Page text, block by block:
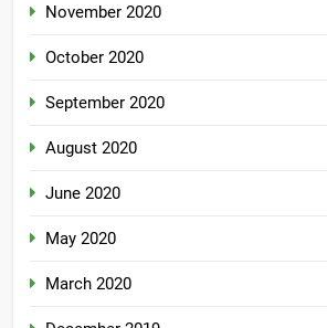
November 2020
October 2020
September 2020
August 2020
June 2020
May 2020
March 2020